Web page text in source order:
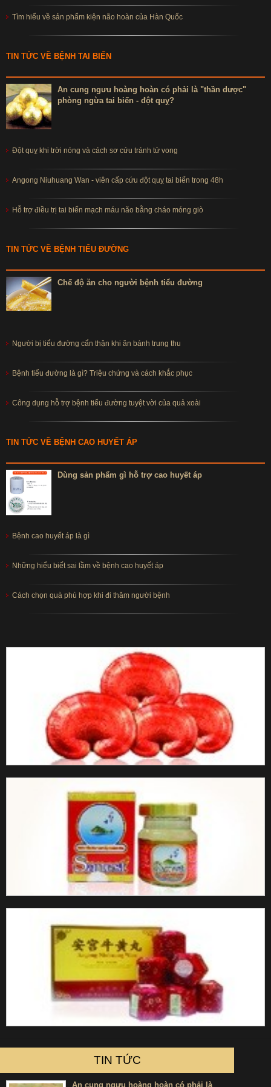
Tìm hiểu về sản phẩm kiện não hoàn của Hàn Quốc
TIN TỨC VỀ BỆNH TAI BIẾN
An cung ngưu hoàng hoàn có phải là "thần dược"
phòng ngừa tai biến - đột quỵ?
Đột quỵ khi trời nóng và cách sơ cứu tránh tử vong
Angong Niuhuang Wan - viên cấp cứu đột quỵ tai biến trong 48h
Hỗ trợ điều trị tai biến mạch máu não bằng cháo móng giò
TIN TỨC VỀ BỆNH TIỂU ĐƯỜNG
Chế độ ăn cho người bệnh tiểu đường
Người bị tiểu đường cẩn thận khi ăn bánh trung thu
Bệnh tiểu đường là gì? Triệu chứng và cách khắc phục
Công dụng hỗ trợ bệnh tiểu đường tuyệt vời của quả xoài
TIN TỨC VỀ BỆNH CAO HUYẾT ÁP
Dùng sản phẩm gì hỗ trợ cao huyết áp
Bệnh cao huyết áp là gì
Những hiểu biết sai lầm về bệnh cao huyết áp
Cách chọn quà phù hợp khi đi thăm người bệnh
TIN TỨC
An cung ngưu hoàng hoàn có phải là